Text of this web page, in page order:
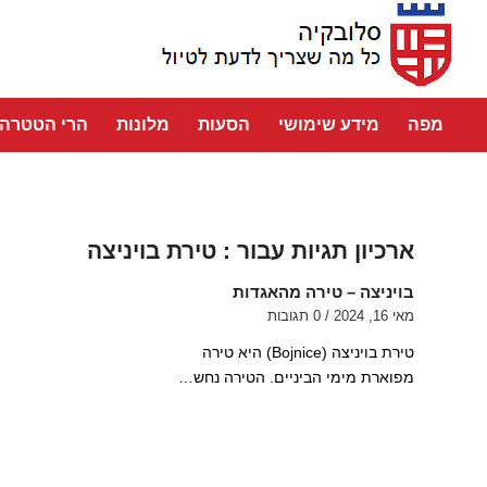
מפה מידע שימושי הסעות מלונות הרי הטטרה
ארכיון תגיות עבור : טירת בויניצה
בויניצה – טירה מהאגדות
מאי 16, 2024 / 0 תגובות
טירת בויניצה (Bojnice) היא טירה
מפוארת מימי הביניים. הטירה נחש…